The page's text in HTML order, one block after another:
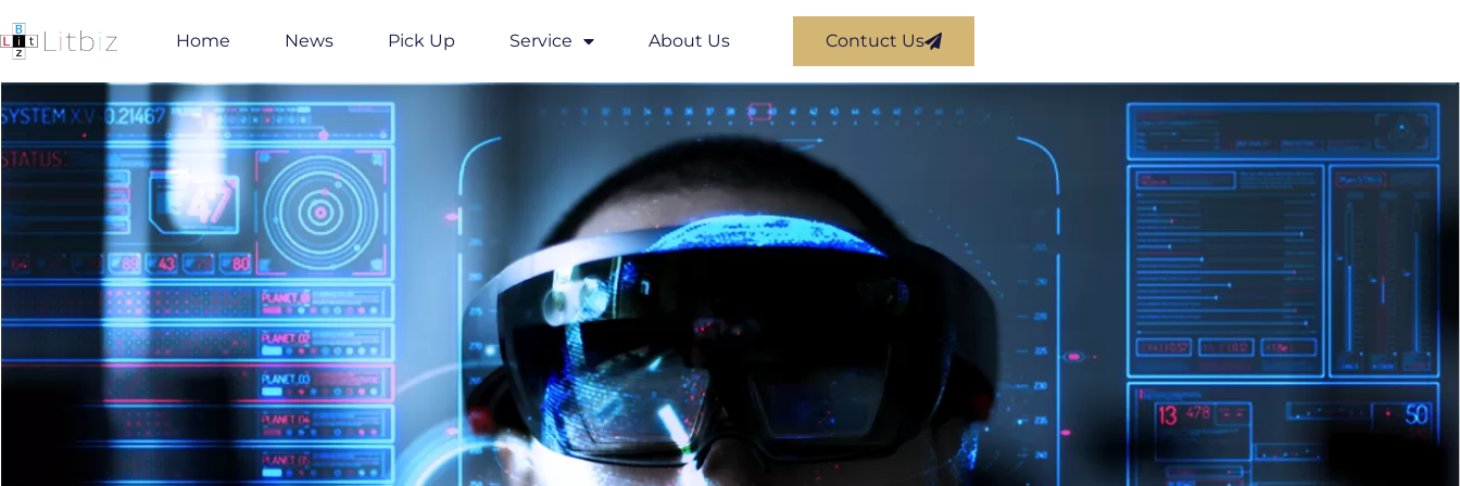
コ
ン
テ
ン
ス
キ
プ
Home News Pick Up Service About Us Contuct Us